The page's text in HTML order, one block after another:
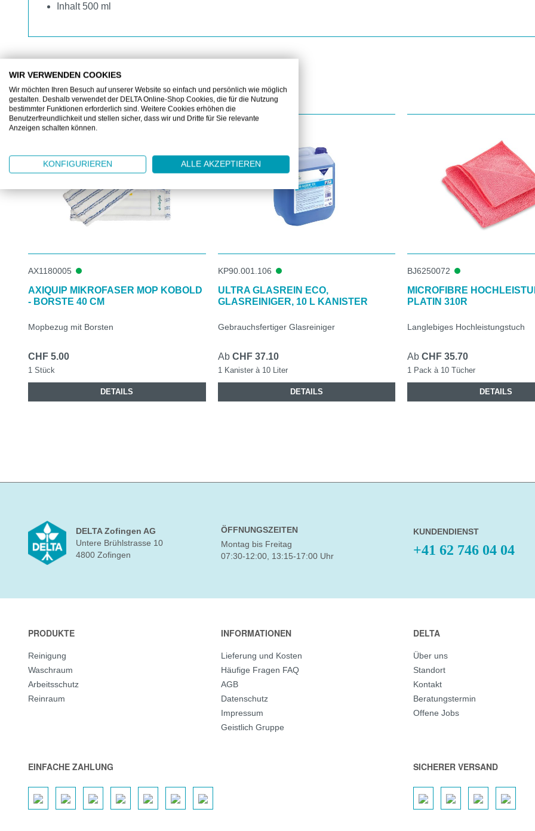
Inhalt 500 ml
KUNDEN KAUFTEN AUCH
Produktgalerie überspringen
AX1180005
AXIQUIP MIKROFASER MOP KOBOLD
- BORSTE 40 CM
Mopbezug mit Borsten
CHF 5.00
1 Stück
DETAILS
KP90.001.106
ULTRA GLASREIN ECO,
GLASREINIGER, 10 L KANISTER
Gebrauchsfertiger Glasreiniger
Ab CHF 37.10
1 Kanister à 10 Liter
DETAILS
BJ6250072
MICROFIBRE
PLATIN 310R
Langlebiges Hochleistungstuch
Ab CHF 35.70
1 Pack à 10 Tücher
DETAILS
DELTA Zofingen AG
Untere Brühlstrasse 10
4800 Zofingen
ÖFFNUNGSZEITEN
Montag bis Freitag
07:30-12:00, 13:15-17:00 Uhr
KUNDENDIENST
+41 62 746 04 04
PRODUKTE
Reinigung
Waschraum
Arbeitsschutz
Reinraum
INFORMATIONEN
Lieferung und Kosten
Häufige Fragen FAQ
AGB
Datenschutz
Impressum
Geistlich Gruppe
DELTA
Über uns
Standort
Kontakt
Beratungstermin
Offene Jobs
EINFACHE ZAHLUNG SICHERER VERSAND
WIR VERWENDEN COOKIES
Wir möchten Ihren Besuch auf unserer Website so einfach und persönlich wie möglich
gestalten. Deshalb verwendet der DELTA Online-Shop Cookies, die für die Nutzung
bestimmter Funktionen erforderlich sind. Weitere Cookies erhöhen die
Benutzerfreundlichkeit und stellen sicher, dass wir und Dritte für Sie relevante
Anzeigen schalten können.
KONFIGURIEREN ALLE AKZEPTIEREN